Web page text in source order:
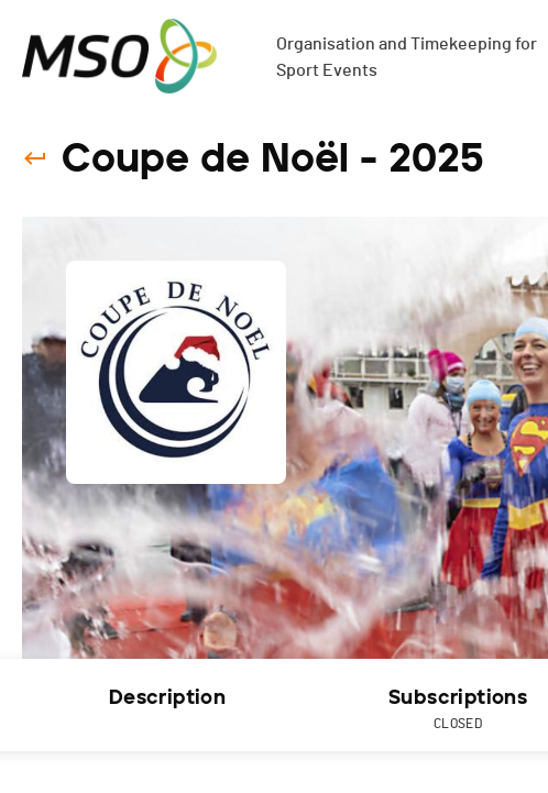
Organisation and Timekeeping for
Sport Events
Coupe de Noël - 2025
Description Subscriptions
CLOSED